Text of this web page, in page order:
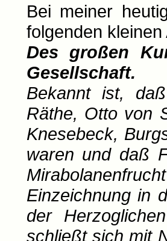
Bei meiner
folgenden kleinen
Des großen
Gesellschaft.
Bekannt ist,
Räthe, Otto von
Knesebeck,
waren und daß
Einzeichnung in
der
schließt sich mit